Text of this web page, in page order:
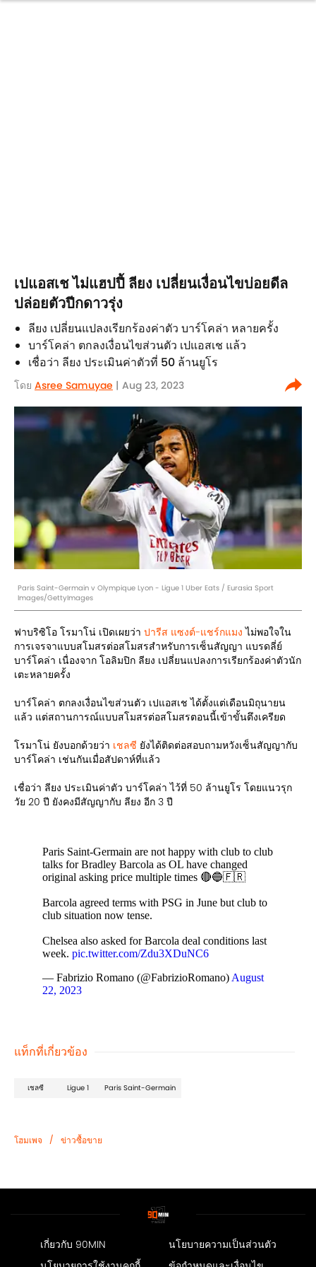
เปแอสเช ไม่แฮปปี้ ลียง เปลี่ยนเงื่อนไขบ่อยดีล
ปล่อยตัวปีกดาวรุ่ง
ลียง เปลี่ยนแปลงเรียกร้องค่าตัว บาร์โคล่า หลายครั้ง
บาร์โคล่า ตกลงเงื่อนไขส่วนตัว เปแอสเช แล้ว
เชื่อว่า ลียง ประเมินค่าตัวที่ 50 ล้านยูโร
โดย Asree Samuyae | Aug 23, 2023
Paris Saint-Germain v Olympique Lyon - Ligue 1 Uber Eats / Eurasia Sport
Images/GettyImages
ฟาบริซิโอ โรมาโน่ เปิดเผยว่า ปารีส แซงต์-แชร์กแมง ไม่พอใจใน
การเจรจาแบบสโมสรต่อสโมสรสำหรับการเซ็นสัญญา แบรดลี่ย์
บาร์โคล่า เนื่องจาก โอลิมปิก ลียง เปลี่ยนแปลงการเรียกร้องค่าตัวนัก
เตะหลายครั้ง
บาร์โคล่า ตกลงเงื่อนไขส่วนตัว เปแอสเช ได้ตั้งแต่เดือนมิถุนายน
แล้ว แต่สถานการณ์แบบสโมสรต่อสโมสรตอนนี้เข้าขั้นตึงเครียด
โรมาโน่ ยังบอกด้วยว่า เชลซี ยังได้ติดต่อสอบถามหวังเซ็นสัญญากับ
บาร์โคล่า เช่นกันเมื่อสัปดาห์ที่แล้ว
เชื่อว่า ลียง ประเมินค่าตัว บาร์โคล่า ไว้ที่ 50 ล้านยูโร โดยแนวรุก
วัย 20 ปี ยังคงมีสัญญากับ ลียง อีก 3 ปี
Paris Saint-Germain are not happy with club to club
talks for Bradley Barcola as OL have changed
original asking price multiple times 🔴🔵🇫🇷
Barcola agreed terms with PSG in June but club to
club situation now tense.
Chelsea also asked for Barcola deal conditions last
week. pic.twitter.com/Zdu3XDuNC6
— Fabrizio Romano (@FabrizioRomano) August
22, 2023
แท็กที่เกี่ยวข้อง
เชลซี Ligue 1 Paris Saint-Germain
โฮมเพจ / ข่าวซื้อขาย
เกี่ยวกับ 90MIN
นโยบายความเป็นส่วนตัว